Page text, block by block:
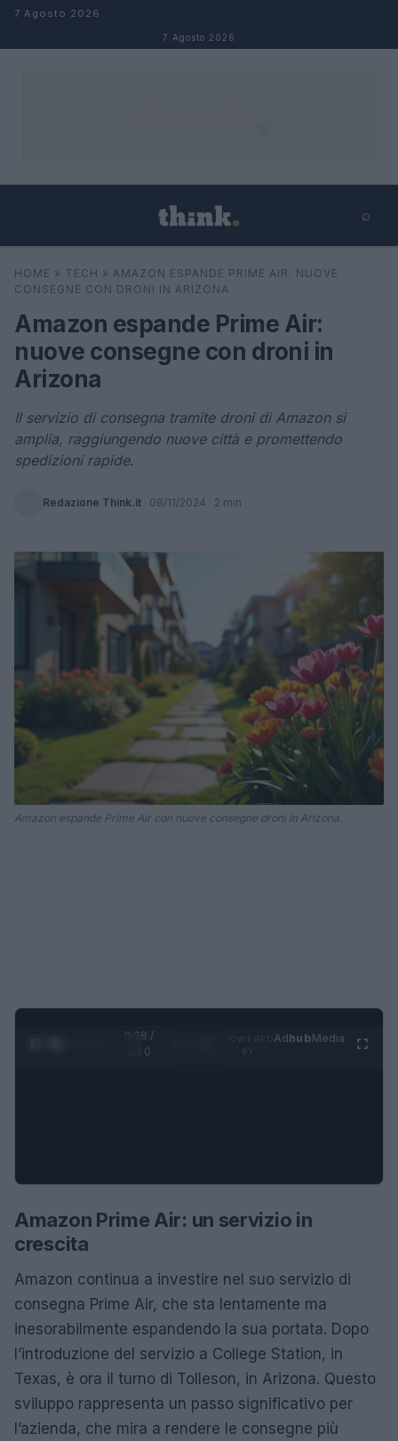
Salta al contenuto
7 Agosto 2026
7 Agosto 2026
⌕
Cerca ⌕
HOME » TECH » AMAZON ESPANDE PRIME AIR: NUOVE
CONSEGNE CON DRONI IN ARIZONA
Amazon espande Prime Air:
nuove consegne con droni in
Arizona
Il servizio di consegna tramite droni di Amazon si
amplia, raggiungendo nuove città e promettendo
spedizioni rapide.
Redazione Think.it · 08/11/2024 · 2 min
Amazon espande Prime Air con nuove consegne droni in Arizona.
0:29 /
1:20
AdhubMedia
Amazon Prime Air: un servizio in
crescita
Amazon continua a investire nel suo servizio di
consegna Prime Air, che sta lentamente ma
inesorabilmente espandendo la sua portata. Dopo
l’introduzione del servizio a College Station, in
Texas, è ora il turno di Tolleson, in Arizona. Questo
sviluppo rappresenta un passo significativo per
l’azienda, che mira a rendere le consegne più